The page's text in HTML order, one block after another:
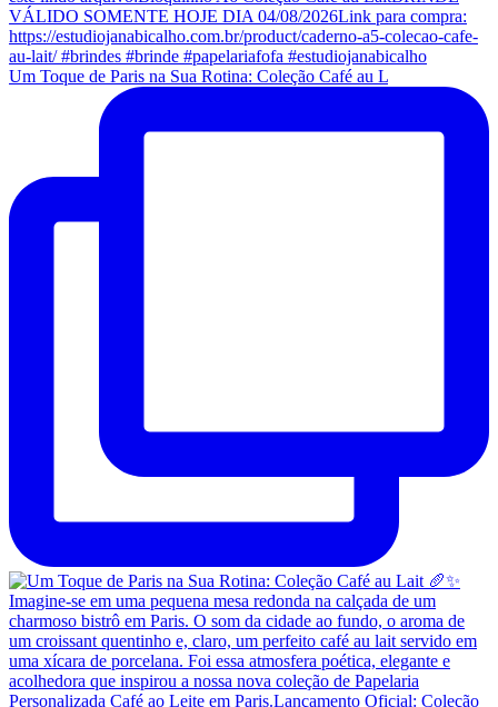
Um Toque de Paris na Sua Rotina: Coleção Café au L